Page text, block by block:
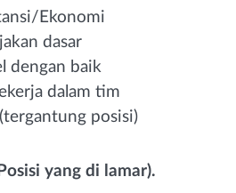
Ekonomi
dasar
dengan baik
dalam tim
posisi)
yang di lamar).